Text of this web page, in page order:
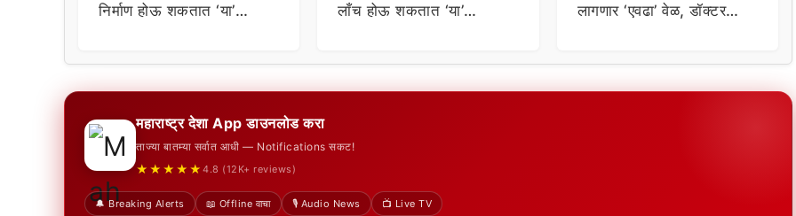
निर्माण होऊ शकतात ‘या’
लाँच होऊ शकतात ‘या’
लागणार ‘एवढा’ वेळ, डॉक्टर
महाराष्ट्र देशा App डाउनलोड करा
ताज्या बातम्या सर्वात आधी — Notifications सकट!
★★★★★ 4.8 (12K+ reviews)
🔔 Breaking Alerts 📖 Offline वाचा 🎙️ Audio News 📺 Live TV